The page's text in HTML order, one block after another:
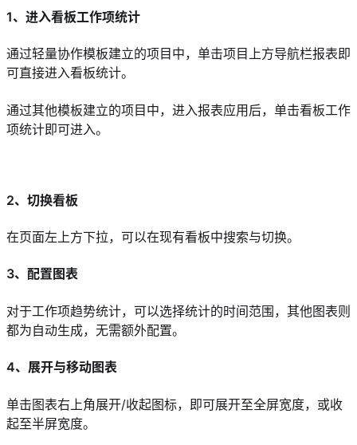
1、进入看板工作项统计
通过轻量协作模板建立的项目中，单击项目上方导航栏报表即
可直接进入看板统计。
通过其他模板建立的项目中，进入报表应用后，单击看板工作
项统计即可进入。
2、切换看板
在页面左上方下拉，可以在现有看板中搜索与切换。
3、配置图表
对于工作项趋势统计，可以选择统计的时间范围，其他图表则
都为自动生成，无需额外配置。
4、展开与移动图表
单击图表右上角展开/收起图标，即可展开至全屏宽度，或收
起至半屏宽度。